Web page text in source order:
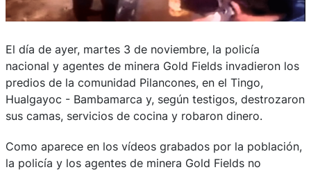
El día de ayer, martes 3 de noviembre, la policía
nacional y agentes de minera Gold Fields invadieron los
predios de la comunidad Pilancones, en el Tingo,
Hualgayoc - Bambamarca y, según testigos, destrozaron
sus camas, servicios de cocina y robaron dinero.
Como aparece en los vídeos grabados por la población,
la policía y los agentes de minera Gold Fields no